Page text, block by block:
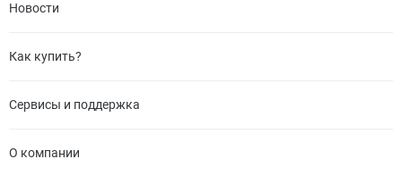
Новости
Как купить?
Сервисы и поддержка
О компании